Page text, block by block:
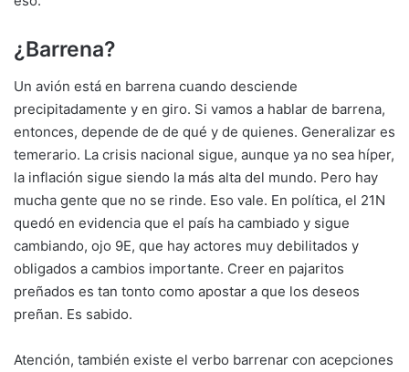
¿Barrena?
Un avión está en barrena cuando desciende
precipitadamente y en giro. Si vamos a hablar de barrena,
entonces, depende de de qué y de quienes. Generalizar es
temerario. La crisis nacional sigue, aunque ya no sea híper,
la inflación sigue siendo la más alta del mundo. Pero hay
mucha gente que no se rinde. Eso vale. En política, el 21N
quedó en evidencia que el país ha cambiado y sigue
cambiando, ojo 9E, que hay actores muy debilitados y
obligados a cambios importante. Creer en pajaritos
preñados es tan tonto como apostar a que los deseos
preñan. Es sabido.
Atención, también existe el verbo barrenar con acepciones